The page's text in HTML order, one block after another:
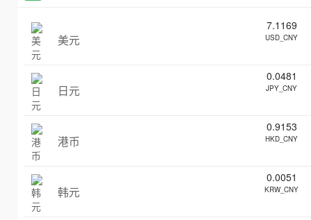
美元
7.1169
USD_CNY
日元
0.0481
JPY_CNY
港币
0.9153
HKD_CNY
韩元
0.0051
KRW_CNY